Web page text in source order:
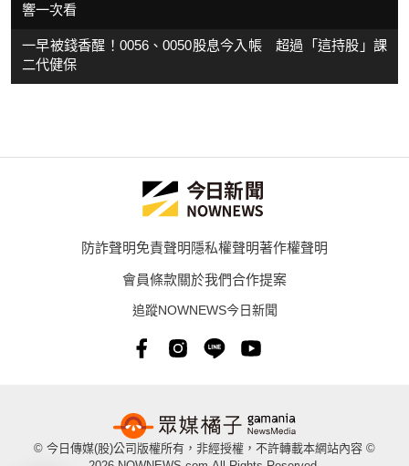
響一次看
一早被錢香醒！0056、0050股息今入帳 超過「這持股」課
二代健保
防詐聲明免責聲明隱私權聲明著作權聲明
會員條款關於我們合作提案
追蹤NOWNEWS今日新聞
© 今日傳媒(股)公司版權所有，非經授權，不許轉載本網站內容 ©